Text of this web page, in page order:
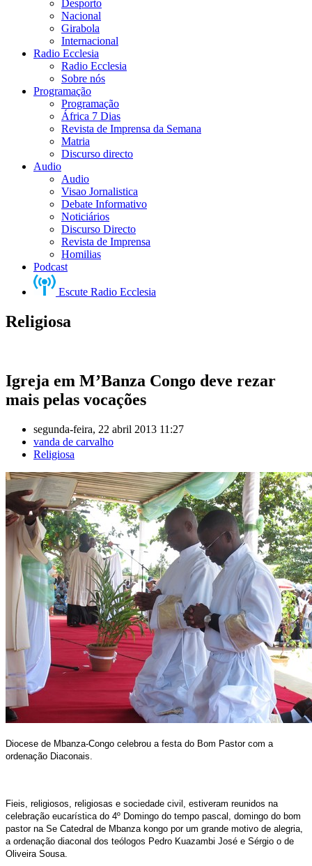
Desporto
Nacional
Girabola
Internacional
Radio Ecclesia
Radio Ecclesia
Sobre nós
Programação
Programação
África 7 Dias
Revista de Imprensa da Semana
Matria
Discurso directo
Audio
Audio
Visao Jornalistica
Debate Informativo
Noticiários
Discurso Directo
Revista de Imprensa
Homilias
Podcast
Escute Radio Ecclesia
Religiosa
Igreja em M’Banza Congo deve rezar
mais pelas vocações
segunda-feira, 22 abril 2013 11:27
vanda de carvalho
Religiosa
Diocese de Mbanza-Congo celebrou a festa do Bom Pastor com a
ordenação Diaconais.
Fieis, religiosos, religiosas e sociedade civil, estiveram reunidos na
celebração eucarística do 4º Domingo do tempo pascal, domingo do bom
pastor na Se Catedral de Mbanza kongo por um grande motivo de alegria,
a ordenação diaconal dos teólogos Pedro Kuazambi José e Sérgio o de
Oliveira Sousa.